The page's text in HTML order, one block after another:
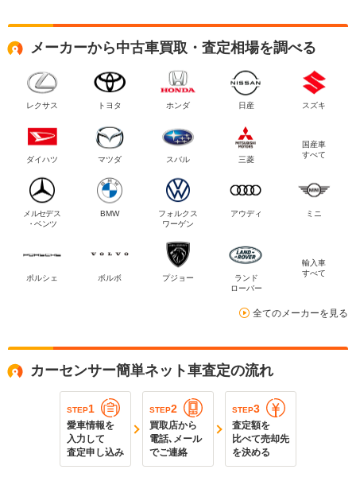
メーカーから中古車買取・査定相場を調べる
レクサス トヨタ ホンダ 日産 スズキ
ダイハツ マツダ スバル 三菱
国産車
すべて
メルセデス
・ベンツ
BMW
フォルクス
ワーゲン
アウディ ミニ
ポルシェ ボルボ プジョー
ランド
ローバー
輸入車
すべて
全てのメーカーを見る
カーセンサー簡単ネット車査定の流れ
STEP1
愛車情報を
入力して
査定申し込み
STEP2
買取店から
電話､メール
でご連絡
STEP3
査定額を
比べて売却先
を決める